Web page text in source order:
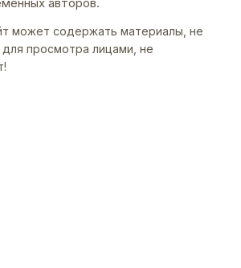
авторов.
может содержать материалы, не
просмотра лицами, не